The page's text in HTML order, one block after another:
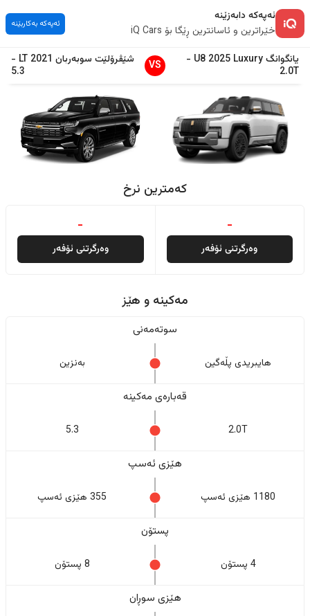
ئەپەکە دابەزێنە
خێراترین و ئاسانترین ڕێگا بۆ iQ Cars
ئەپەکە بەکاربێنە
یانگوانگ U8 2025 Luxury
-
2.0T
VS شێڤرۆلێت سوبەربان 2021
LT
-
5.3
کەمترین نرخ
-
وەرگرتنی ئۆفەر
-
وەرگرتنی ئۆفەر
مەکینە و هێز
سوتەمەنی
هایبریدی پڵەگین بەنزین
قەبارەی مەکینە
2.0T
5.3
هێزی ئەسپ
1180 هێزی ئەسپ 355 هێزی ئەسپ
پستۆن
4 پستۆن 8 پستۆن
هێزی سوڕان